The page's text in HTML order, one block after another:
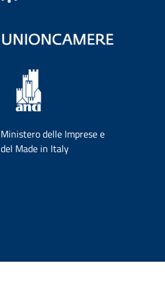
Ministero delle Imprese e
del Made in Italy